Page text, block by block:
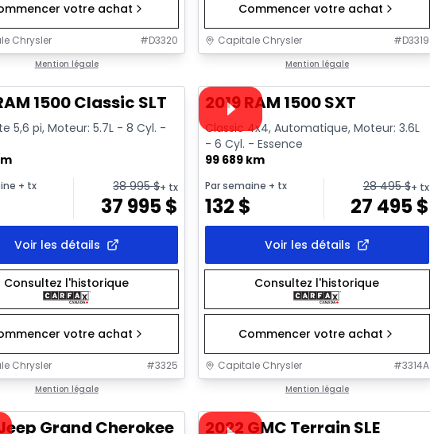
votre achat
Chrysler #D3320
Mention légale
Commencer votre achat
Capitale Chrysler #D3319
Mention légale
offre
1500 Classic SLT
5,6 pi, Moteur: 5.7L - 8 Cyl. -
+ tx 38 995$+ tx
37 995$
Voir les détails
Consultez l'historique
votre achat
Chrysler #3325
Mention légale
Vidéo disponible
Très bonne offre
2019 RAM 1500 SXT
Classic 4x4, Automatique, Moteur: 3.6L
- 6 Cyl. - Essence
99 689 km
Par semaine + tx
132 $
28 495$+ tx
27 495$
Voir les détails
Consultez l'historique
Commencer votre achat
Capitale Chrysler #3314A
Mention légale
offre
Grand Cherokee Overland
Vidéo disponible
Très bonne offre
2022 GMC Terrain SLE